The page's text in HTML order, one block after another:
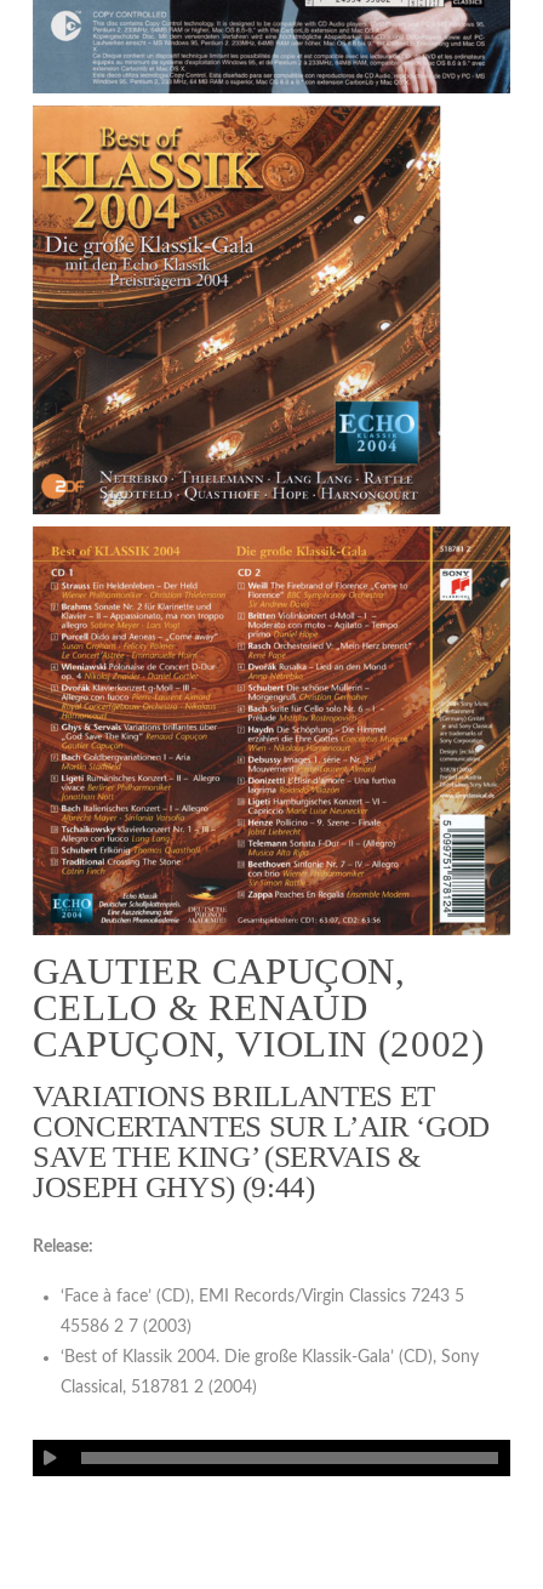
GAUTIER CAPUÇON,
CELLO & RENAUD
CAPUÇON, VIOLIN (2002)
VARIATIONS BRILLANTES ET
CONCERTANTES SUR L’AIR ‘GOD
SAVE THE KING’ (SERVAIS &
JOSEPH GHYS) (9:44)
Release:
‘Face à face’ (CD), EMI Records/Virgin Classics 7243 5
45586 2 7 (2003)
‘Best of Klassik 2004. Die große Klassik-Gala’ (CD), Sony
Classical, 518781 2 (2004)